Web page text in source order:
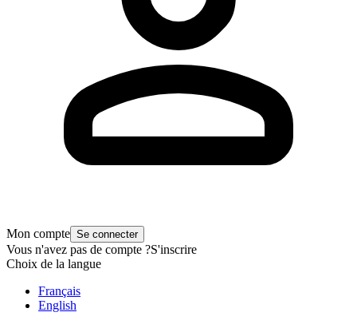
Mon compte Se connecter
Vous n'avez pas de compte ?S'inscrire
Choix de la langue
Français
English